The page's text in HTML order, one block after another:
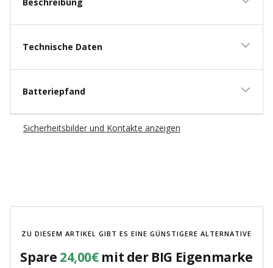
Technische Daten
Batteriepfand
Sicherheitsbilder und Kontakte anzeigen
ZU DIESEM ARTIKEL GIBT ES EINE GÜNSTIGERE ALTERNATIVE
Spare 24,00€mit der BIG Eigenmarke